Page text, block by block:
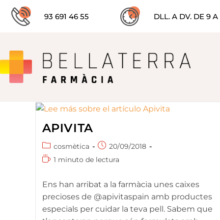
93 691 46 55 DLL. A DV. DE 9
APIVITA
cosmètica
20/09/2018
1 minuto de lectura
Ens han arribat a la farmàcia unes caixes
precioses de @apivitaspain amb productes
especials per cuidar la teva pell. Sabem que